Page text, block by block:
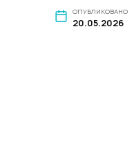
ОПУБЛИКОВАНО
20.05.2026